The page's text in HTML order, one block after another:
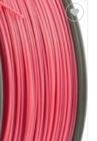
Añadir
a la
lista de
deseos